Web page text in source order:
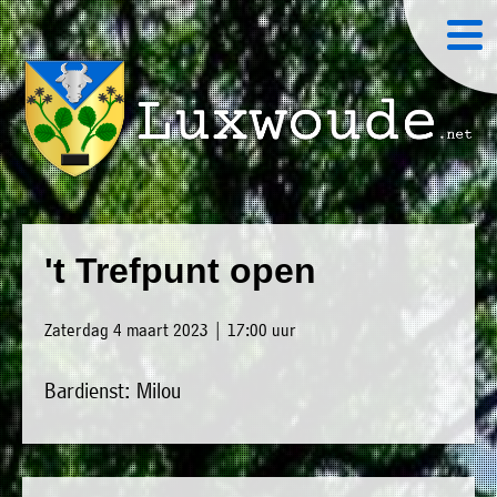
't Trefpunt open
Zaterdag 4 maart 2023 | 17:00 uur
Bardienst: Milou
»
Home
Nieuws
Agenda
»
Luxwoude.net
website@luxwoude.net
Plaatselijk
belang
dit
moment
het
bestuur